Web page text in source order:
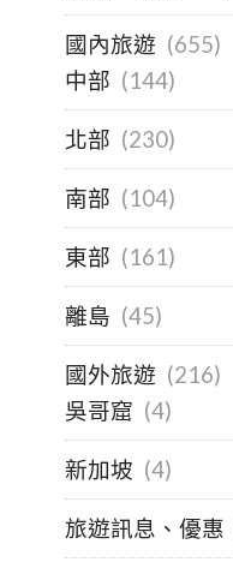
國內旅遊 (655)
中部 (144)
北部 (230)
南部 (104)
東部 (161)
離島 (45)
國外旅遊 (216)
吳哥窟 (4)
新加坡 (4)
旅遊訊息、優惠